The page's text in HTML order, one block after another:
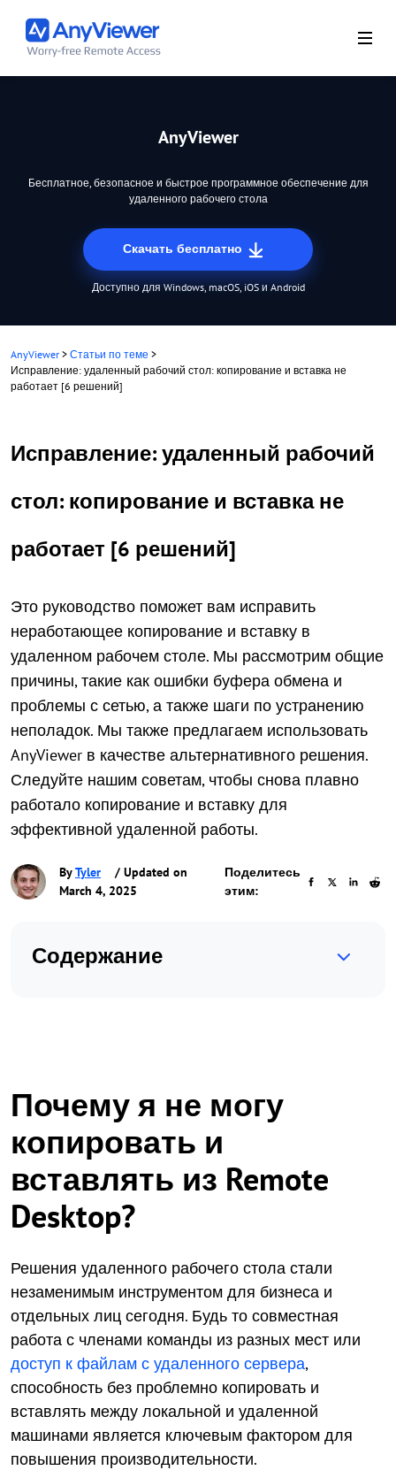
AnyViewer
Бесплатное, безопасное и быстрое программное обеспечение для
удаленного рабочего стола
Скачать бесплатно
Доступно для Windows, macOS, iOS и Android
AnyViewer > Статьи по теме >
Исправление: удаленный рабочий стол: копирование и вставка не
работает [6 решений]
Исправление: удаленный рабочий
стол: копирование и вставка не
работает [6 решений]
Это руководство поможет вам исправить
неработающее копирование и вставку в
удаленном рабочем столе. Мы рассмотрим общие
причины, такие как ошибки буфера обмена и
проблемы с сетью, а также шаги по устранению
неполадок. Мы также предлагаем использовать
AnyViewer в качестве альтернативного решения.
Следуйте нашим советам, чтобы снова плавно
работало копирование и вставку для
эффективной удаленной работы.
ByTyler
/ Updated on
March 4, 2025
Поделитесь
этим:
Содержание
Почему я не могу
копировать и
вставлять из Remote
Desktop?
Решения удаленного рабочего стола стали
незаменимым инструментом для бизнеса и
отдельных лиц сегодня. Будь то совместная
работа с членами команды из разных мест или
доступ к файлам с удаленного сервера,
способность без проблемно копировать и
вставлять между локальной и удаленной
машинами является ключевым фактором для
повышения производительности.